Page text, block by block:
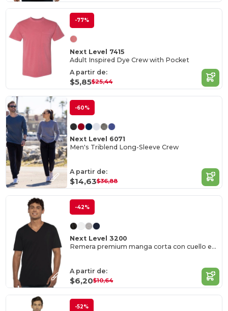
-77%
Next Level 7415
Adult Inspired Dye Crew with Pocket
A partir de:
$5,85$25,44
-60%
Next Level 6071
Men's Triblend Long-Sleeve Crew
A partir de:
$14,63$36,88
-42%
Next Level 3200
Remera premium manga corta con cuello en V
A partir de:
$6,20$10,64
-52%